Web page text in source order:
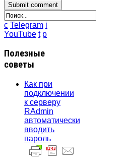
c Telegram i
YouTube t p
Полезные
советы
Как при
подключении
к серверу
RAdmin
автоматически
вводить
пароль